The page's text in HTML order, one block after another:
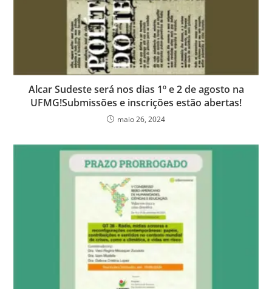
Alcar Sudeste será nos dias 1º e 2 de agosto na
UFMG!Submissões e inscrições estão abertas!
maio 26, 2024